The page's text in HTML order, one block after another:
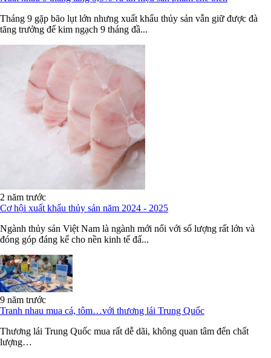
Tháng 9 gặp bão lụt lớn nhưng xuất khẩu thủy sản vẫn giữ được đà
tăng trưởng để kim ngạch 9 tháng đầ...
2 năm trước
Cơ hội xuất khẩu thủy sản năm 2024 - 2025
Ngành thủy sản Việt Nam là ngành mới nổi với số lượng rất lớn và
đóng góp đáng kể cho nền kinh tế đấ...
9 năm trước
Tranh nhau mua cá, tôm…với thương lái Trung Quốc
Thương lái Trung Quốc mua rất dễ dãi, không quan tâm đến chất
lượng…